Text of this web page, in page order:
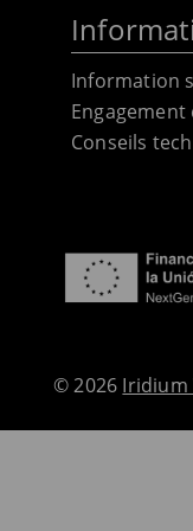
Information
Conseils
© 2026 Iridium